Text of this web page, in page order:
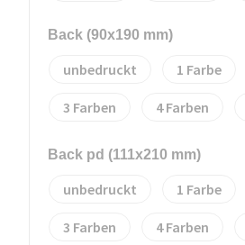
Back (90x190 mm)
unbedruckt 1
3 4
Back pd (111x210 mm)
unbedruckt 1
3 4